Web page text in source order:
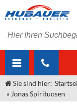
ÜBER UNS
Sie sind hier:
» Jonas Spirituosen